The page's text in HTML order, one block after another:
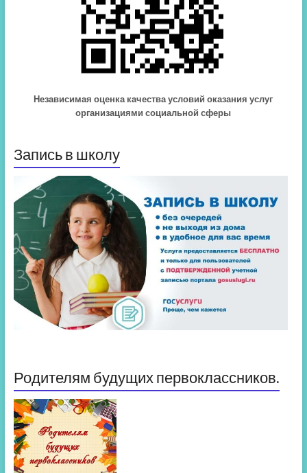
Независимая оценка качества условий оказания услуг
организациями социальной сферы
Запись в школу
Родителям будущих первоклассников.